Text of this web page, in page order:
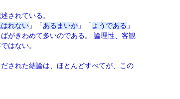
されている。
はれない 」「 あるまいか 」「 ようである 」
がきわめて多いのである。 論理性、客観
はない。
された結論は、ほとんどすべてが、この